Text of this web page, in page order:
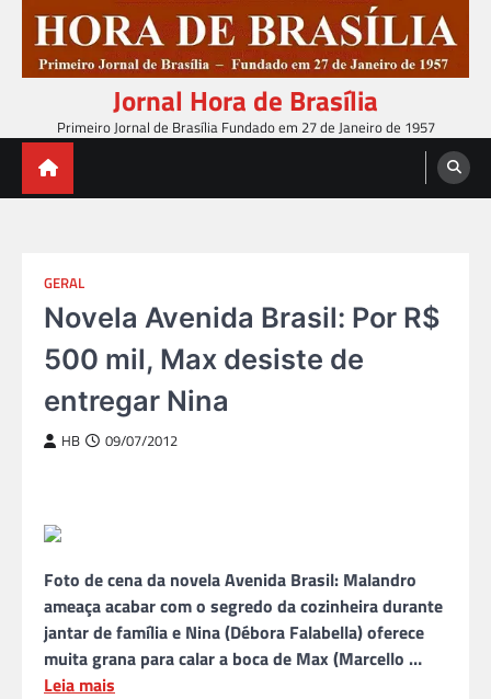
content
Jornal Hora de Brasília
Primeiro Jornal de Brasília Fundado em 27 de Janeiro de 1957
GERAL
Novela Avenida Brasil: Por R$
500 mil, Max desiste de
entregar Nina
HB 09/07/2012
Foto de cena da novela Avenida Brasil: Malandro
ameaça acabar com o segredo da cozinheira durante
jantar de família e Nina (Débora Falabella) oferece
muita grana para calar a boca de Max (Marcello …
Leia mais